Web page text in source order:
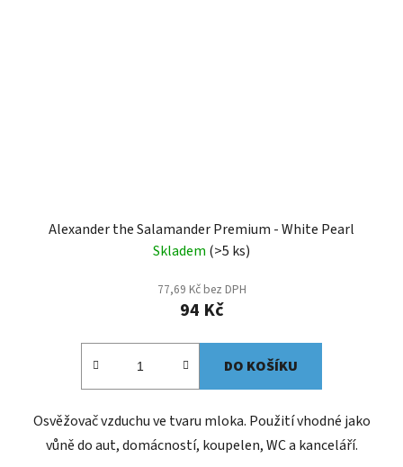
Alexander the Salamander Premium - White Pearl
Skladem (>5 ks)
77,69 Kč bez DPH
94 Kč
DO KOŠÍKU
Osvěžovač vzduchu ve tvaru mloka. Použití vhodné jako
vůně do aut, domácností, koupelen, WC a kanceláří.